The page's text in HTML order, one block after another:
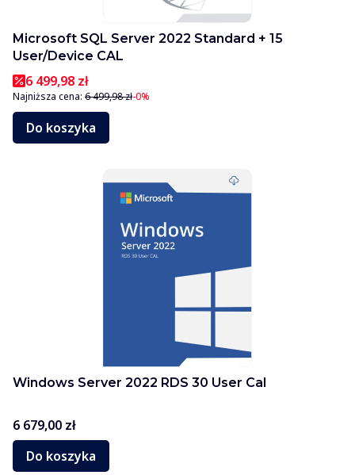
Microsoft SQL Server 2022 Standard + 15
User/Device CAL
6 499,98 zł
Najniższa cena: 6 499,98 zł-0%
Do koszyka
Windows Server 2022 RDS 30 User Cal
Cena
6 679,00 zł
Do koszyka